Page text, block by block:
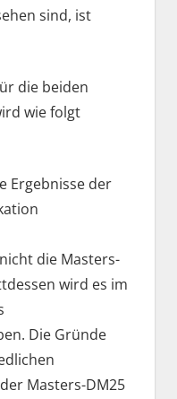
sind, ist
die beiden
wie folgt
Ergebnisse der
die Masters-
wird es im
Die Gründe
Masters-DM25